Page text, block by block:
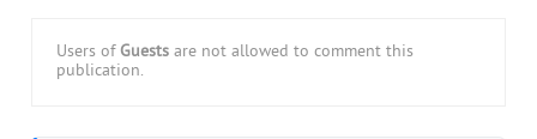
Users of Guests are not allowed to comment this
publication.